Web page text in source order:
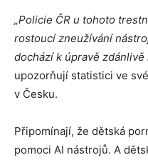
„Policie ČR u tohoto
rostoucí zneužívání
dochází k úpravě
upozorňují statistici ve
v Česku.
Připomínají, že dětská
pomoci AI nástrojů. A